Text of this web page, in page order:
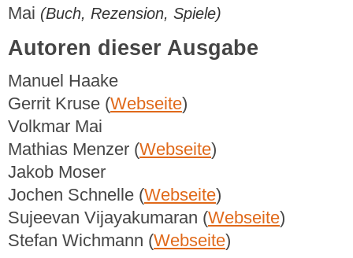
Mai (Buch, Rezension, Spiele)
Autoren dieser Ausgabe
Manuel Haake
Gerrit Kruse (Webseite)
Volkmar Mai
Mathias Menzer (Webseite)
Jakob Moser
Jochen Schnelle (Webseite)
Sujeevan Vijayakumaran (Webseite)
Stefan Wichmann (Webseite)